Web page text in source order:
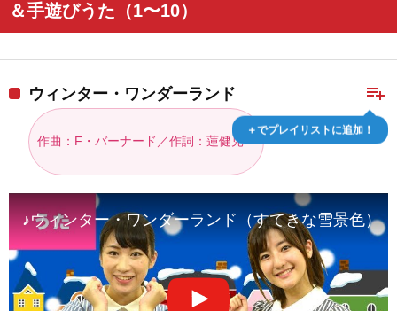
＆手遊びうた（1〜10）
playlist_add
＋でプレイリストに追加！
ウィンター・ワンダーランド
作曲：F・バーナード／作詞：蓮健児
♪ウィンター・ワンダーランド（すてきな雪景色）